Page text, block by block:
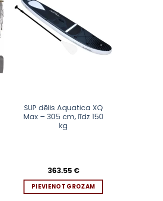
SUP dēlis Aquatica XQ
Max – 305 cm, līdz 150
kg
363.55 €
PIEVIENOT GROZAM